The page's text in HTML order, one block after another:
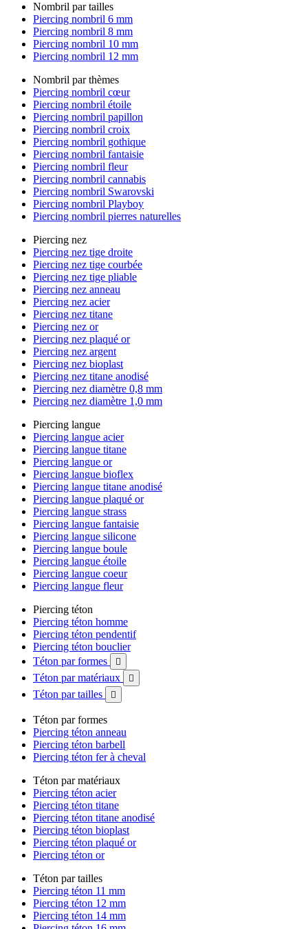
Nombril par tailles
Piercing nombril 6 mm
Piercing nombril 8 mm
Piercing nombril 10 mm
Piercing nombril 12 mm
Nombril par thèmes
Piercing nombril cœur
Piercing nombril étoile
Piercing nombril papillon
Piercing nombril croix
Piercing nombril gothique
Piercing nombril fantaisie
Piercing nombril fleur
Piercing nombril cannabis
Piercing nombril Swarovski
Piercing nombril Playboy
Piercing nombril pierres naturelles
Piercing nez
Piercing nez tige droite
Piercing nez tige courbée
Piercing nez tige pliable
Piercing nez anneau
Piercing nez acier
Piercing nez titane
Piercing nez or
Piercing nez plaqué or
Piercing nez argent
Piercing nez bioplast
Piercing nez titane anodisé
Piercing nez diamètre 0,8 mm
Piercing nez diamètre 1,0 mm
Piercing langue
Piercing langue acier
Piercing langue titane
Piercing langue or
Piercing langue bioflex
Piercing langue titane anodisé
Piercing langue plaqué or
Piercing langue strass
Piercing langue fantaisie
Piercing langue silicone
Piercing langue boule
Piercing langue étoile
Piercing langue coeur
Piercing langue fleur
Piercing téton
Piercing téton homme
Piercing téton pendentif
Piercing téton bouclier
Téton par formes

Téton par matériaux 
Téton par tailles 
Téton par formes
Piercing téton anneau
Piercing téton barbell
Piercing téton fer à cheval
Téton par matériaux
Piercing téton acier
Piercing téton titane
Piercing téton titane anodisé
Piercing téton bioplast
Piercing téton plaqué or
Piercing téton or
Téton par tailles
Piercing téton 11 mm
Piercing téton 12 mm
Piercing téton 14 mm